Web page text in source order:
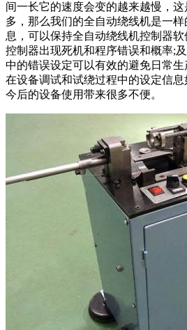
间一长它的速度会变的越来越慢，
多，那么我们的全自动绕线机是一
息，可以保持全自动绕线机控制器
控制器出现死机和程序错误和概率;
中的错误设定可以有效的避免日常
在设备调试和试绕过程中的设定信
今后的设备使用带来很多不便。